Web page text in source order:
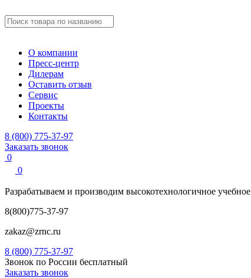
О компании
Пресс-центр
Дилерам
Оставить отзыв
Сервис
Проекты
Контакты
8 (800) 775-37-97
Заказать звонок
0
0
Разрабатываем и производим высокотехнологичное учебное
8(800)775-37-97
zakaz@zrnc.ru
8 (800) 775-37-97
Звонок по России бесплатный
Заказать звонок